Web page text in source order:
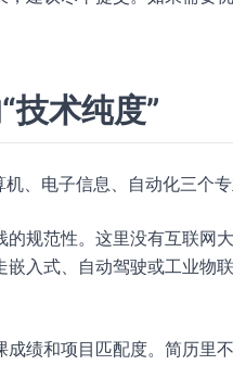
技术纯度”
、电子信息、自动化三个专
规范性。这里没有互联网
入式、自动驾驶或工业物
绩和项目匹配度。简历里